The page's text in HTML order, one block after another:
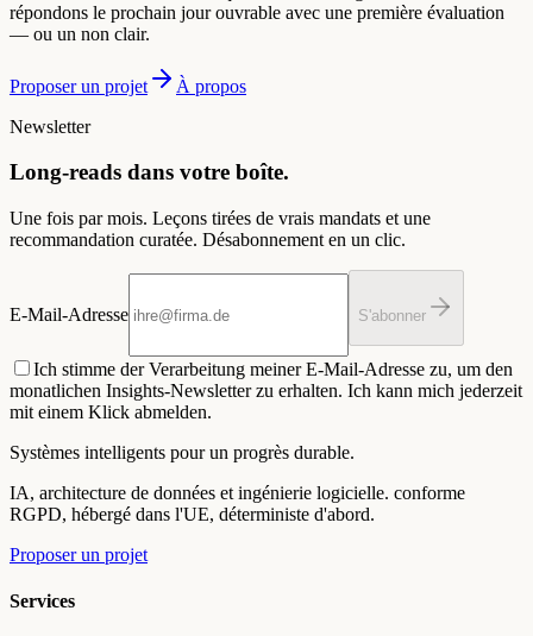
répondons le prochain jour ouvrable avec une première évaluation
— ou un non clair.
Proposer un projet
À propos
Newsletter
Long-reads dans votre boîte.
Une fois par mois. Leçons tirées de vrais mandats et une
recommandation curatée. Désabonnement en un clic.
E-Mail-Adresse S'abonner
Ich stimme der Verarbeitung meiner E-Mail-Adresse zu, um den
monatlichen Insights-Newsletter zu erhalten. Ich kann mich jederzeit
mit einem Klick abmelden.
Systèmes intelligents pour un progrès durable.
IA, architecture de données et ingénierie logicielle. conforme
RGPD, hébergé dans l'UE, déterministe d'abord.
Proposer un projet
Services